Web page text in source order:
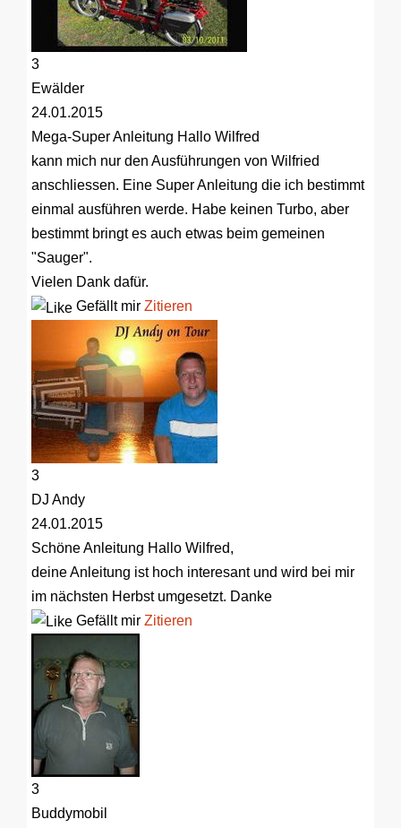
3
Ewälder
24.01.2015
Mega-Super Anleitung Hallo Wilfred
kann mich nur den Ausführungen von Wilfried
anschliessen. Eine Super Anleitung die ich bestimmt
einmal ausführen werde. Habe keinen Turbo, aber
bestimmt bringt es auch etwas beim gemeinen
"Sauger".
Vielen Dank dafür.
Gefällt mir Zitieren
3
DJ Andy
24.01.2015
Schöne Anleitung Hallo Wilfred,
deine Anleitung ist hoch interesant und wird bei mir
im nächsten Herbst umgesetzt. Danke
Gefällt mir Zitieren
3
Buddymobil